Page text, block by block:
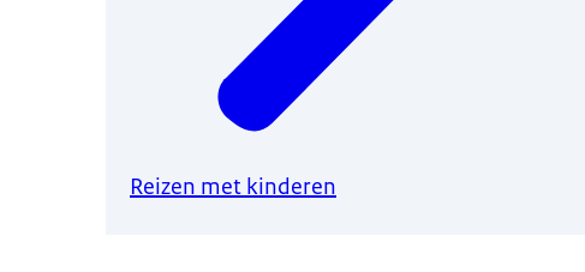
Reizen met kinderen